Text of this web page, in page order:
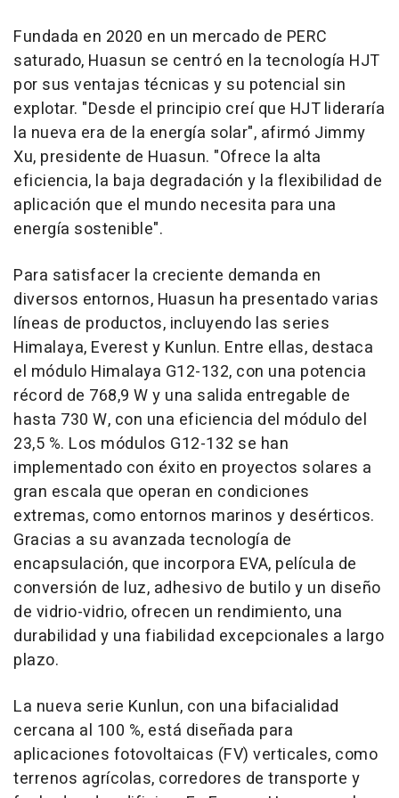
Fundada en 2020 en un mercado de PERC
saturado, Huasun se centró en la tecnología HJT
por sus ventajas técnicas y su potencial sin
explotar. "Desde el principio creí que HJT lideraría
la nueva era de la energía solar", afirmó Jimmy
Xu, presidente de Huasun. "Ofrece la alta
eficiencia, la baja degradación y la flexibilidad de
aplicación que el mundo necesita para una
energía sostenible".
Para satisfacer la creciente demanda en
diversos entornos, Huasun ha presentado varias
líneas de productos, incluyendo las series
Himalaya, Everest y Kunlun. Entre ellas, destaca
el módulo Himalaya G12-132, con una potencia
récord de 768,9 W y una salida entregable de
hasta 730 W, con una eficiencia del módulo del
23,5 %. Los módulos G12-132 se han
implementado con éxito en proyectos solares a
gran escala que operan en condiciones
extremas, como entornos marinos y desérticos.
Gracias a su avanzada tecnología de
encapsulación, que incorpora EVA, película de
conversión de luz, adhesivo de butilo y un diseño
de vidrio-vidrio, ofrecen un rendimiento, una
durabilidad y una fiabilidad excepcionales a largo
plazo.
La nueva serie Kunlun, con una bifacialidad
cercana al 100 %, está diseñada para
aplicaciones fotovoltaicas (FV) verticales, como
terrenos agrícolas, corredores de transporte y